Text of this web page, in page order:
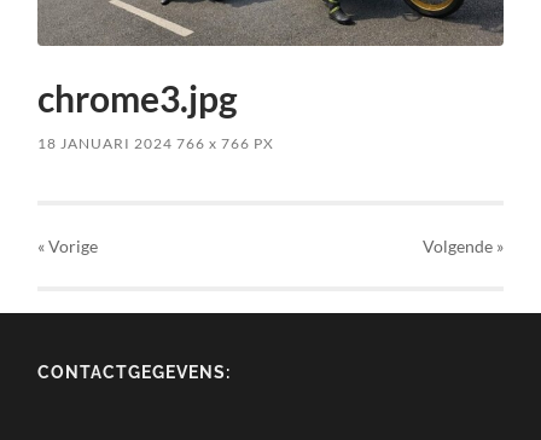
chrome3.jpg
18 JANUARI 2024 766x 766 PX
« Vorige Volgende»
CONTACTGEGEVENS: